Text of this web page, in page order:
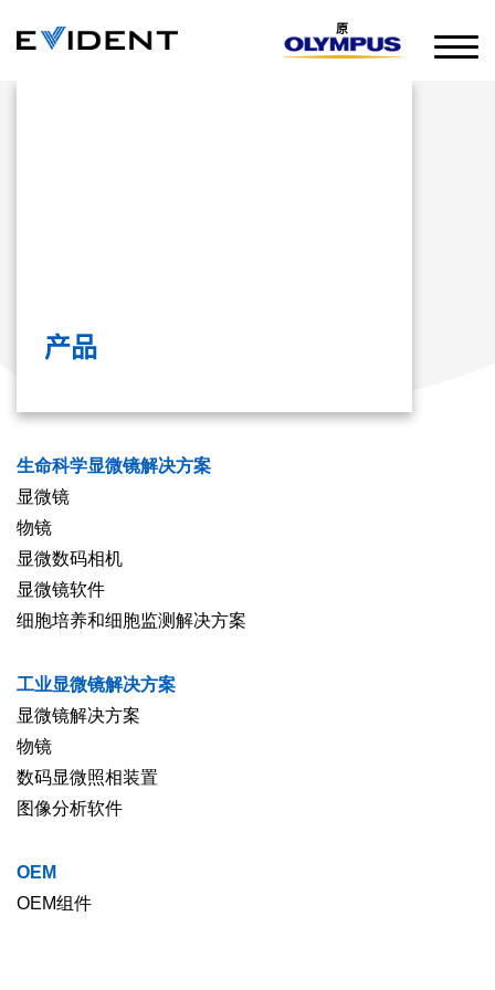
原
产品
生命科学显微镜解决方案
显微镜
物镜
显微数码相机
显微镜软件
细胞培养和细胞监测解决方案
工业显微镜解决方案
显微镜解决方案
物镜
数码显微照相装置
图像分析软件
OEM
OEM组件